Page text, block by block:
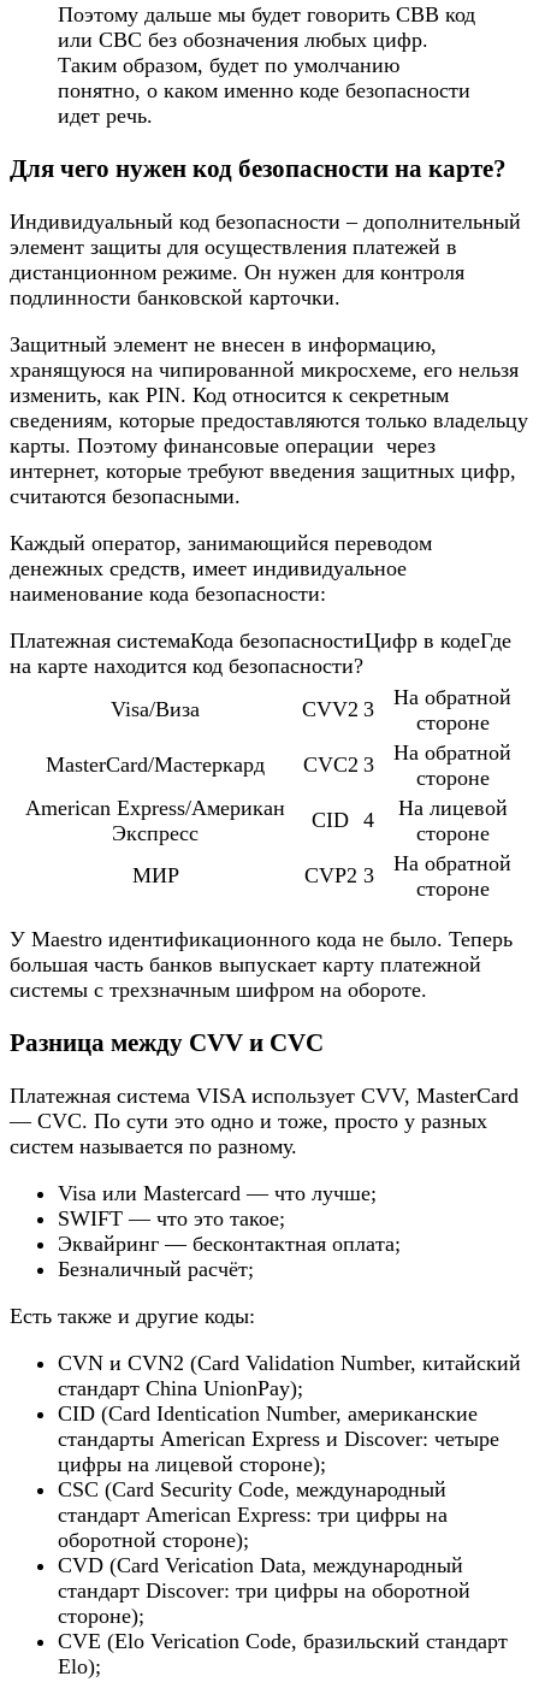
Поэтому дальше мы будет говорить СВВ код
или СВС без обозначения любых цифр.
Таким образом, будет по умолчанию
понятно, о каком именно коде безопасности
идет речь.
Для чего нужен код безопасности на карте?
Индивидуальный код безопасности – дополнительный
элемент защиты для осуществления платежей в
дистанционном режиме. Он нужен для контроля
подлинности банковской карточки.
Защитный элемент не внесен в информацию,
хранящуюся на чипированной микросхеме, его нельзя
изменить, как PIN. Код относится к секретным
сведениям, которые предоставляются только владельцу
карты. Поэтому финансовые операции через
интернет, которые требуют введения защитных цифр,
считаются безопасными.
Каждый оператор, занимающийся переводом
денежных средств, имеет индивидуальное
наименование кода безопасности:
Платежная системаКода безопасностиЦифр в кодеГде
на карте находится код безопасности?
Visa/Виза
CVV2 3
На обратной
стороне
MasterCard/Мастеркард
CVC2 3
На обратной
стороне
American Express/Американ
Экспресс
CID 4
На лицевой
стороне
МИР
CVP2 3
На обратной
стороне
У Maestro идентификационного кода не было. Теперь
большая часть банков выпускает карту платежной
системы с трехзначным шифром на обороте.
Разница между CVV и CVC
Платежная система VISA использует CVV, MasterCard
— CVC. По сути это одно и тоже, просто у разных
систем называется по разному.
Visa или Mastercard — что лучше;
SWIFT — что это такое;
Эквайринг — бесконтактная оплата;
Безналичный расчёт;
Есть также и другие коды:
CVN и CVN2 (Card Validation Number, китайский
стандарт China UnionPay);
CID (Card Identication Number, американские
стандарты American Express и Discover: четыре
цифры на лицевой стороне);
CSC (Card Security Code, международный
стандарт American Express: три цифры на
оборотной стороне);
CVD (Card Verication Data, международный
стандарт Discover: три цифры на оборотной
стороне);
CVE (Elo Verication Code, бразильский стандарт
Elo);